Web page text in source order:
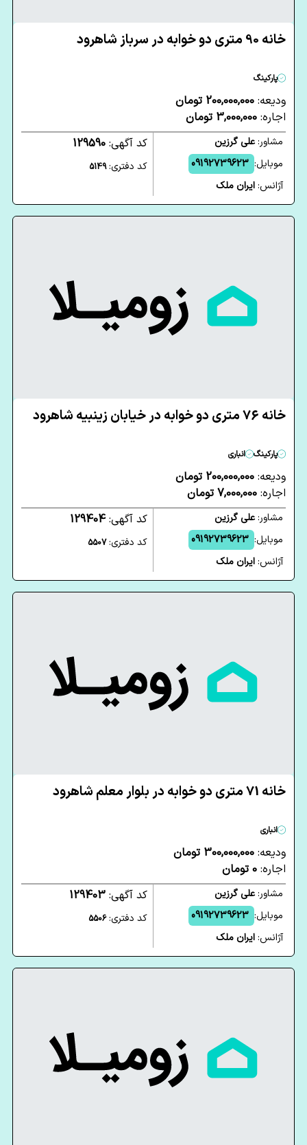
خانه 90 متری دو خوابه در سرباز شاهرود
پارکینگ
ودیعه: 200,000,000 تومان
اجاره: 3,000,000 تومان
مشاور:علی گرزین
موبایل: 09192739623
آژانس:ایران ملک
کد آگهی: 129590
کد دفتری:5149
خانه 76 متری دو خوابه در خیابان زینبیه شاهرود
پارکینگ انباری
ودیعه: 200,000,000 تومان
اجاره: 7,000,000 تومان
مشاور:علی گرزین
موبایل: 09192739623
آژانس:ایران ملک
کد آگهی: 129404
کد دفتری:5507
خانه 71 متری دو خوابه در بلوار معلم شاهرود
انباری
ودیعه: 300,000,000 تومان
اجاره: 0 تومان
مشاور:علی گرزین
موبایل: 09192739623
آژانس:ایران ملک
کد آگهی: 129403
کد دفتری:5506